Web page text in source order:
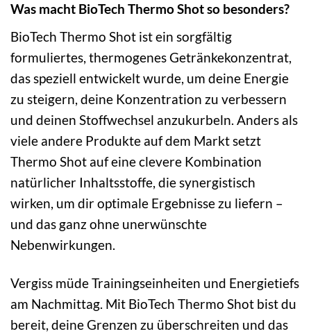
Was macht BioTech Thermo Shot so besonders?
BioTech Thermo Shot ist ein sorgfältig
formuliertes, thermogenes Getränkekonzentrat,
das speziell entwickelt wurde, um deine Energie
zu steigern, deine Konzentration zu verbessern
und deinen Stoffwechsel anzukurbeln. Anders als
viele andere Produkte auf dem Markt setzt
Thermo Shot auf eine clevere Kombination
natürlicher Inhaltsstoffe, die synergistisch
wirken, um dir optimale Ergebnisse zu liefern –
und das ganz ohne unerwünschte
Nebenwirkungen.
Vergiss müde Trainingseinheiten und Energietiefs
am Nachmittag. Mit BioTech Thermo Shot bist du
bereit, deine Grenzen zu überschreiten und das